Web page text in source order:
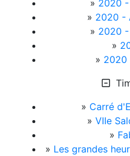
» 2020 -
» 2020 -
» 2020
»
» 2020
» Carré
» VIIe
»
» Les grandes